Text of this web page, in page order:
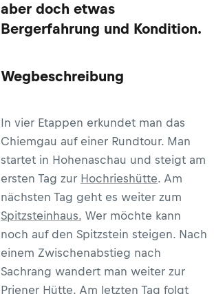
aber doch etwas
Bergerfahrung und Kondition.
Wegbeschreibung
In vier Etappen erkundet man das
Chiemgau auf einer Rundtour. Man
startet in Hohenaschau und steigt am
ersten Tag zur Hochrieshütte. Am
nächsten Tag geht es weiter zum
Spitzsteinhaus. Wer möchte kann
noch auf den Spitzstein steigen. Nach
einem Zwischenabstieg nach
Sachrang wandert man weiter zur
Priener Hütte. Am letzten Tag folgt